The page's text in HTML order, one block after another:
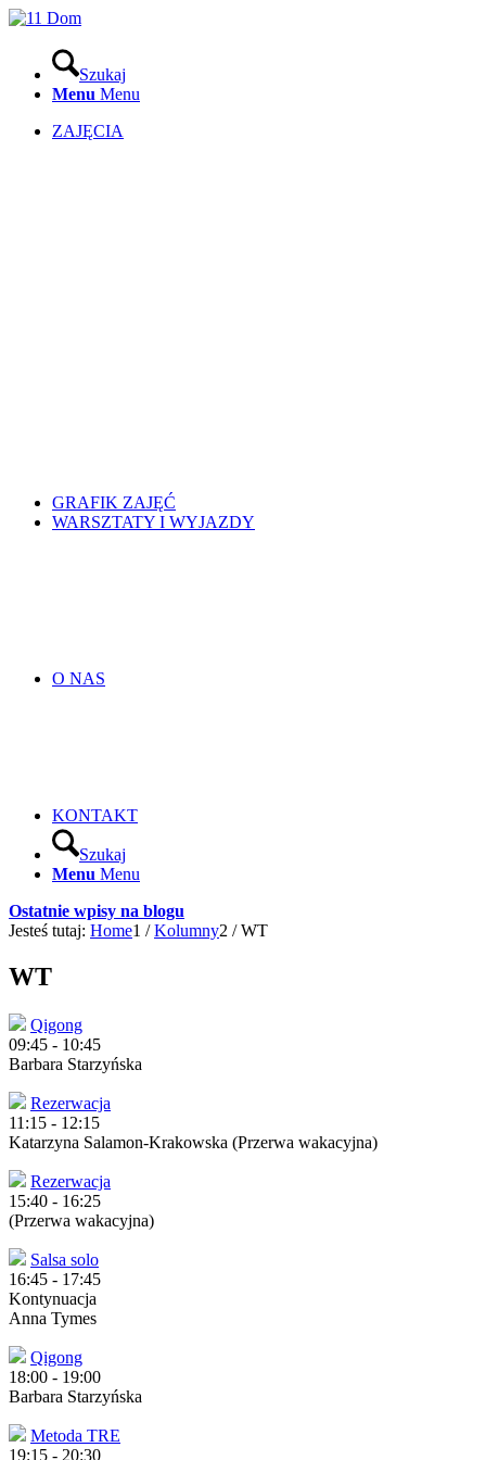
Szukaj
Menu Menu
ZAJĘCIA
GRAFIK ZAJĘĆ
WARSZTATY I WYJAZDY
O NAS
KONTAKT
Szukaj
Menu Menu
Ostatnie wpisy na blogu
Jesteś tutaj: Home1 / Kolumny2 / WT
WT
Qigong
09:45 - 10:45
Barbara Starzyńska
Rezerwacja
11:15 - 12:15
Katarzyna Salamon-Krakowska (Przerwa wakacyjna)
Rezerwacja
15:40 - 16:25
(Przerwa wakacyjna)
Salsa solo
16:45 - 17:45
Kontynuacja
Anna Tymes
Qigong
18:00 - 19:00
Barbara Starzyńska
Metoda TRE
19:15 - 20:30